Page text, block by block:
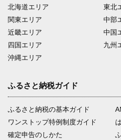
北海道エリア
関東エリア
近畿エリア
四国エリア
沖縄エリア
東北
中部
中国
九州
ふるさと納税ガイド
ふるさと納税の基本ガイド
ワンストップ特例制度ガイド
確定申告のしかた